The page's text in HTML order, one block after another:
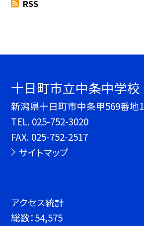
RSS
十日町市立中条中学校
新潟県十日町市中条甲569番地1
TEL. 025-752-3020
FAX. 025-752-2517
サイトマップ
アクセス統計
総数：54,575